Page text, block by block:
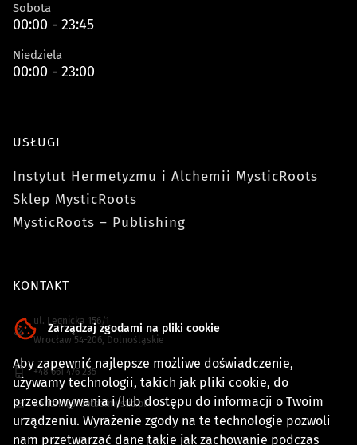
Zarządzaj zgodami na pliki cookie
Aby zapewnić najlepsze możliwe doświadczenie,
używamy technologii, takich jak pliki cookie, do
przechowywania i/lub dostępu do informacji o Twoim
urządzeniu. Wyrażenie zgody na te technologie pozwoli
nam przetwarzać dane takie jak zachowanie podczas
KONTAKT
ul. Legnicka 156/1
Wrocław 54-206, Dolnośląskie
+48 661 476 235
kontakt@rootsofmystic.pl
USŁUGI
Instytut Hermetyzmu i Alchemii MysticRoots
Sklep MysticRoots
MysticRoots – Publishing
Sobota
00:00 - 23:45
Niedziela
00:00 - 23:00